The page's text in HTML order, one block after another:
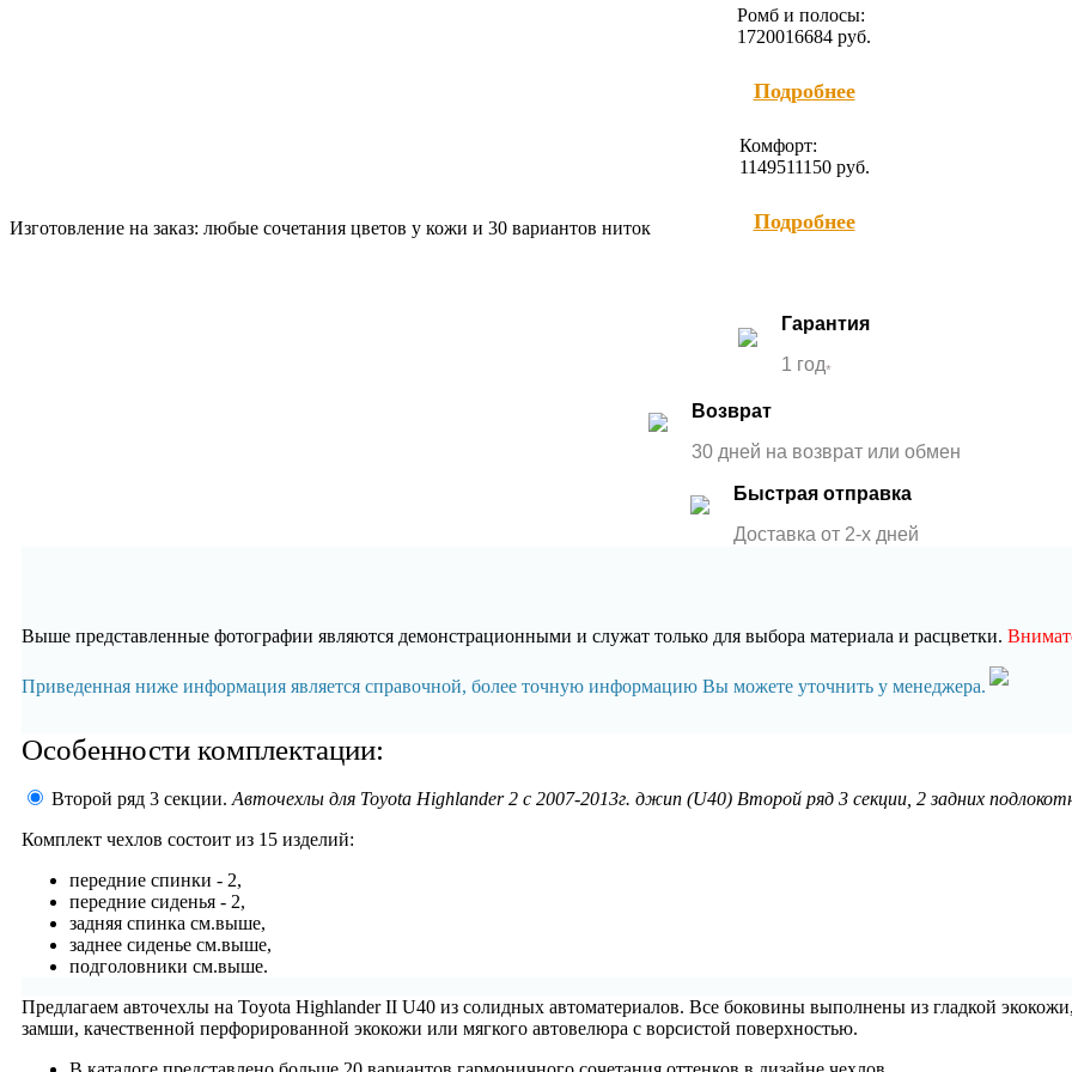
Ромб и полосы:
1720016684 руб.
Подробнее
Комфорт:
1149511150руб.
Подробнее
Изготовление на заказ: любые сочетания цветов у кожи и 30 вариантов ниток
Гарантия
1 год*
Возврат
30 дней на возврат или обмен
Быстрая отправка
Доставка от 2-x дней
Выше представленные фотографии являются демонстрационными и служат только для выбора материала и расцветки.
Приведенная ниже информация является справочной, более точную информацию Вы можете уточнить у менеджера.
Особенности комплектации:
Второй ряд 3 секции. Авточехлы для Toyota Highlander 2 с 2007-2013г. джип (U40) Второй ряд 3 секции, 2 задних
Комплект чехлов состоит из 15 изделий:
передние спинки - 2,
передние сиденья - 2,
задняя спинка см.выше,
заднее сиденье см.выше,
подголовники см.выше.
Предлагаем авточехлы на Toyota Highlander II U40 из солидных автоматериалов. Все боковины выполнены из гладкой
замши, качественной перфорированной экокожи или мягкого автовелюра с ворсистой поверхностью.